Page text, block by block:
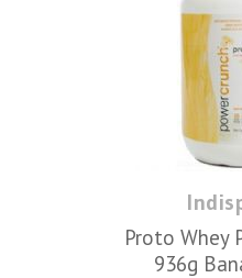
Proto Whey
936g